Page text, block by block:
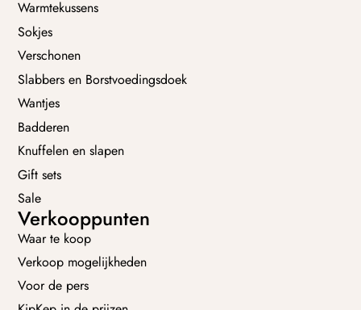
Warmtekussens
Sokjes
Verschonen
Slabbers en Borstvoedingsdoek
Wantjes
Badderen
Knuffelen en slapen
Gift sets
Sale
Verkooppunten
Waar te koop
Verkoop mogelijkheden
Voor de pers